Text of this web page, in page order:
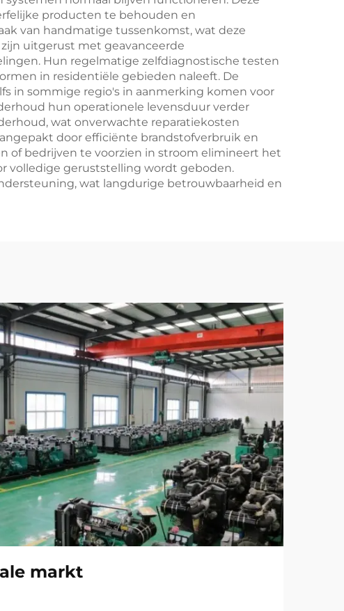
producten te behouden en
van handmatige tussenkomst, wat deze
uitgerust met geavanceerde
Hun regelmatige zelfdiagnostische testen
in residentiële gebieden naleeft. De
in sommige regio's in aanmerking komen voor
hun operationele levensduur verder
wat onverwachte reparatiekosten
door efficiënte brandstofverbruik en
of bedrijven te voorzien in stroom elimineert het
volledige geruststelling wordt geboden.
wat langdurige betrouwbaarheid en
markt